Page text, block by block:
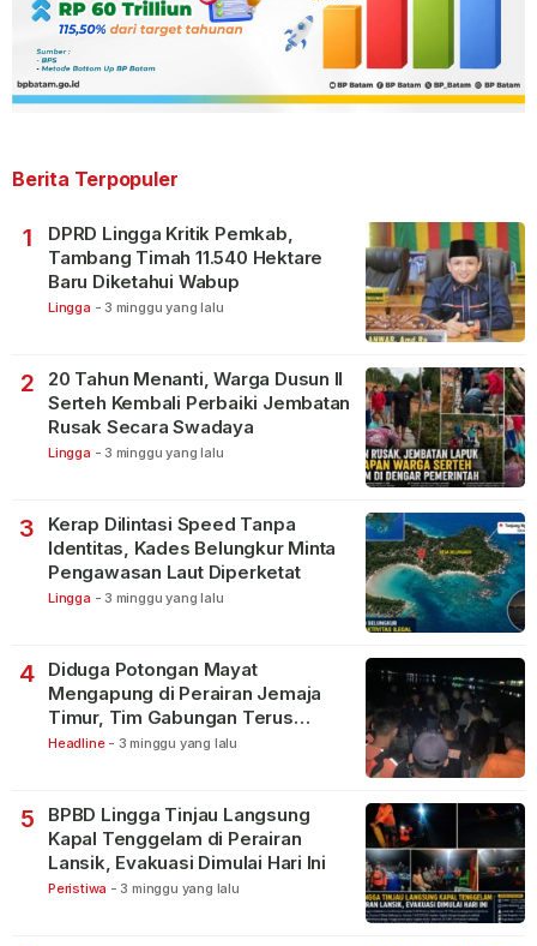
Berita Terpopuler
1
DPRD Lingga Kritik Pemkab,
Tambang Timah 11.540 Hektare
Baru Diketahui Wabup
Lingga - 3 minggu yang lalu
2
20 Tahun Menanti, Warga Dusun II
Serteh Kembali Perbaiki Jembatan
Rusak Secara Swadaya
Lingga - 3 minggu yang lalu
3
Kerap Dilintasi Speed Tanpa
Identitas, Kades Belungkur Minta
Pengawasan Laut Diperketat
Lingga - 3 minggu yang lalu
4
Diduga Potongan Mayat
Mengapung di Perairan Jemaja
Timur, Tim Gabungan Terus
Lakukan Pencarian
Headline - 3 minggu yang lalu
5
BPBD Lingga Tinjau Langsung
Kapal Tenggelam di Perairan
Lansik, Evakuasi Dimulai Hari Ini
Peristiwa - 3 minggu yang lalu